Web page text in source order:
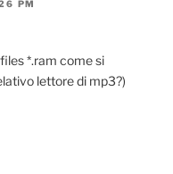
PM
*.ram come si
lettore di mp3?)